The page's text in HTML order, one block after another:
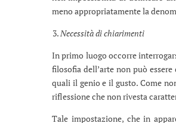
meno appropriatamente la
Necessità di chiarimenti
In primo luogo occorre
filosofia dell’arte non può
quali il genio e il gusto. Come
riflessione che non rivesta
Tale impostazione, che in